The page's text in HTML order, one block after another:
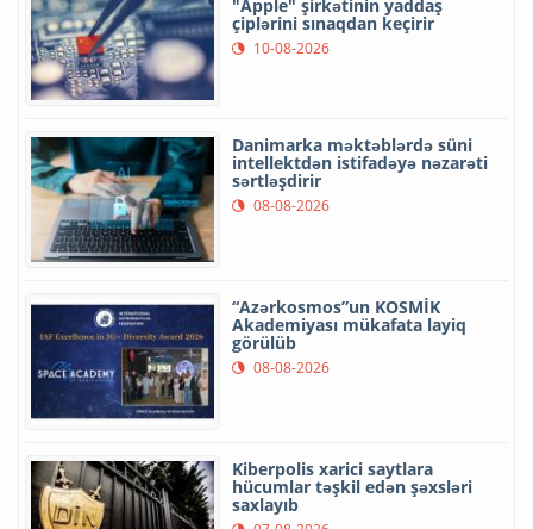
"Apple" şirkətinin yaddaş
çiplərini sınaqdan keçirir
10-08-2026
Danimarka məktəblərdə süni
intellektdən istifadəyə nəzarəti
sərtləşdirir
08-08-2026
“Azərkosmos”un KOSMİK
Akademiyası mükafata layiq
görülüb
08-08-2026
Kiberpolis xarici saytlara
hücumlar təşkil edən şəxsləri
saxlayıb